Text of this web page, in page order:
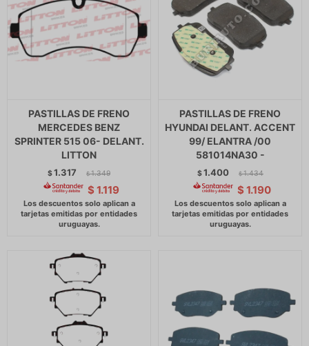
PASTILLAS DE FRENO
MERCEDES BENZ
SPRINTER 515 06- DELANT.
LITTON
$1.317 $ 1.349
$ 1.119
PASTILLAS DE FRENO
HYUNDAI DELANT. ACCENT
99/ ELANTRA /00
581014NA30 -
$1.400 $ 1.434
$ 1.190